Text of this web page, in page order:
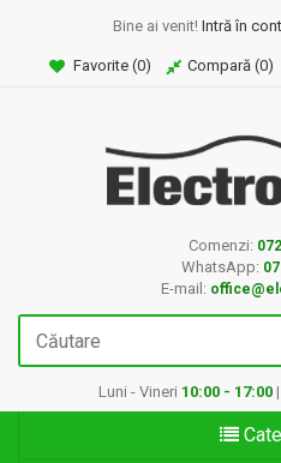
Bine ai venit! Intră în cont
Favorite (0) Compară (0)
Comenzi:
WhatsApp:
E-mail:
Luni - Vineri 10:00 - 17:00|